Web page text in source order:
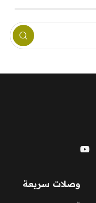
وصلات سريعة